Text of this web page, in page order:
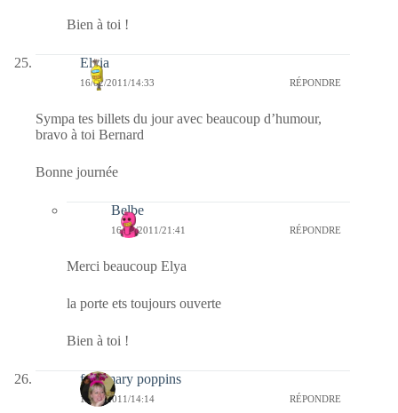
Bien à toi !
Elyia
16/02/2011/14:33 RÉPONDRE
Sympa tes billets du jour avec beaucoup d’humour,
bravo à toi Bernard
Bonne journée
Belbe
16/02/2011/21:41 RÉPONDRE
Merci beaucoup Elya
la porte ets toujours ouverte
Bien à toi !
fabymary poppins
16/02/2011/14:14 RÉPONDRE